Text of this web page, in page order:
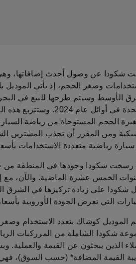
شكودا عن وصول أحدث إضافاتها،
وصغر الحجم، إذ يأتي
الأوسط وسيتم طرحها للبيع في
المتحدة في أوائل عام
الحجم المستوحاة من رياضة
ومن المقرر أن تجذب المشترين
رياضية متعددة الاستخدامات
رسخت شكودا وجودها في المنطقة من
الخمس عشرة الماضية. والآن،
شكودا على زيادة تركيزها في الشرق
التي تعرض الجودة الأوروبية
الموديل كوشاك بتعدد الاستخدام
شكودا الشاملة من المرركبات
القيمة المضافة* (حسب السوق)،